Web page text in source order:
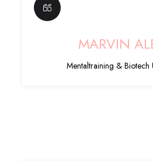
MARVIN
Mentaltraining & Biotech